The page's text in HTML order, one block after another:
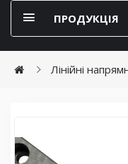
ПРОДУКЦІЯ
Лінійні